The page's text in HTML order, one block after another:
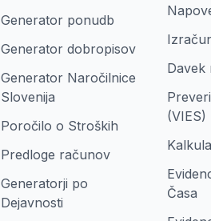
Generator ponudb
Generator dobropisov
Generator Naročilnice
Slovenija
Poročilo o Stroških
Predloge računov
Generatorji po
Dejavnosti
Davek
(VIES)
Časa